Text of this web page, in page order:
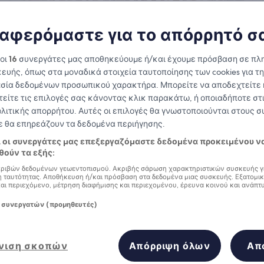
you need to know before you
για το απόρρητό
16 συνεργάτες μας αποθηκεύουμε ή/και έχουμε πρόσβαση σε
όπως στα μοναδικά στοιχεία ταυτοποίησης των cookies για
δεδομένων προσωπικού χαρακτήρα. Μπορείτε να αποδεχτείτε
τις επιλογές σας κάνοντας κλικ παρακάτω, ή οποιαδήποτε
απορρήτου. Αυτές οι επιλογές θα γνωστοποιούνται στους
θα επηρεάζουν τα δεδομένα περιήγησης.
οι συνεργάτες μας επεξεργαζόμαστε δεδομένα προκειμένου
τα εξής:
δεδομένων γεωεντοπισμού. Ακριβής σάρωση χαρακτηριστικών συσκευής
ταυτότητας. Αποθήκευση ή/και πρόσβαση στα δεδομένα μιας συσκευής.
περιεχόμενο, μέτρηση διαφήμισης και περιεχομένου, έρευνα κοινού και
(προμηθευτές)
σκοπών Απόρριψη όλων